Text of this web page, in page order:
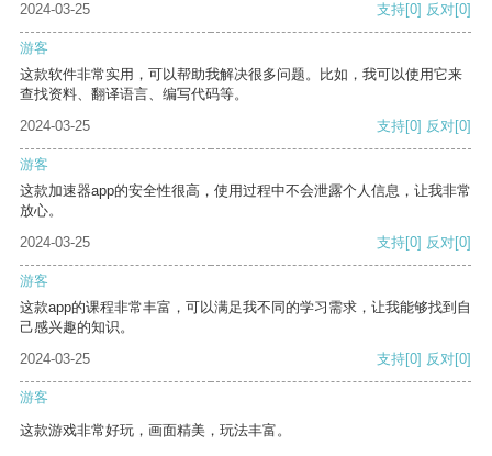
2024-03-25 支持[0] 反对[0]
游客
这款软件非常实用，可以帮助我解决很多问题。比如，我可以使用它来
查找资料、翻译语言、编写代码等。
2024-03-25
支持[0] 反对[0]
游客
这款加速器app的安全性很高，使用过程中不会泄露个人信息，让我非常
放心。
2024-03-25
支持[0] 反对[0]
游客
这款app的课程非常丰富，可以满足我不同的学习需求，让我能够找到自
己感兴趣的知识。
2024-03-25
支持[0] 反对[0]
游客
这款游戏非常好玩，画面精美，玩法丰富。